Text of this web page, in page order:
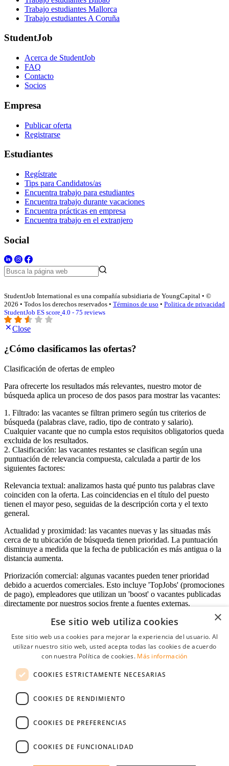
Trabajo estudiantes Mallorca
Trabajo estudiantes A Coruña
StudentJob
Acerca de StudentJob
FAQ
Contacto
Socios
Empresa
Publicar oferta
Registrarse
Estudiantes
Regístrate
Tips para Candidatos/as
Encuentra trabajo para estudiantes
Encuentra trabajo durante vacaciones
Encuentra prácticas en empresa
Encuentra trabajo en el extranjero
Social
StudentJob International es una compañía subsidiaria de YoungCapital • ©
2026 • Todos los derechos reservados • Términos de uso • Politica de privacidad
StudentJob ES score 4.0 - 75 reviews
Close
¿Cómo clasificamos las ofertas?
Clasificación de ofertas de empleo
Para ofrecerte los resultados más relevantes, nuestro motor de
búsqueda aplica un proceso de dos pasos para mostrar las vacantes:
1. Filtrado: las vacantes se filtran primero según tus criterios de
búsqueda (palabras clave, radio, tipo de contrato y salario).
Cualquier vacante que no cumpla estos requisitos obligatorios queda
excluida de los resultados.
2. Clasificación: las vacantes restantes se clasifican según una
puntuación de relevancia compuesta, calculada a partir de los
siguientes factores:
Relevancia textual: analizamos hasta qué punto tus palabras clave
coinciden con la oferta. Las coincidencias en el título del puesto
tienen el mayor peso, seguidas de la descripción corta y el texto
general.
Actualidad y proximidad: las vacantes nuevas y las situadas más
cerca de tu ubicación de búsqueda tienen prioridad. La puntuación
disminuye a medida que la fecha de publicación es más antigua o la
distancia aumenta.
Priorización comercial: algunas vacantes pueden tener prioridad
debido a acuerdos comerciales. Esto incluye 'TopJobs' (promociones
de pago), empleadores que utilizan un 'boost' o vacantes publicadas
directamente por nuestros socios frente a fuentes externas.
Acceso empresas
Contraseña
Recordarme
Conectarse
Registro gratuito empresas
×
Ese sitio web utiliza cookies
Este sitio web usa cookies para mejorar la experiencia del usuario. Al
utilizar nuestro sitio web, usted acepta todas las cookies de acuerdo
con nuestra Política de cookies. Más información
COOKIES ESTRICTAMENTE NECESARIAS
COOKIES DE RENDIMIENTO
COOKIES DE PREFERENCIAS
COOKIES DE FUNCIONALIDAD